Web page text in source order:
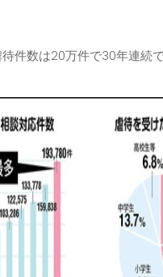
件数は20万件で30年連続